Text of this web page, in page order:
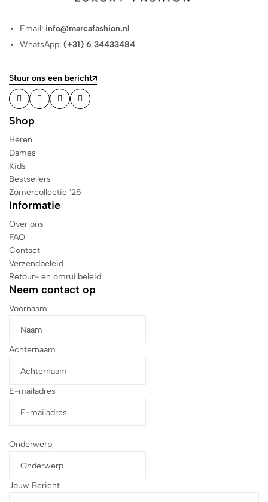
Email: info@marcafashion.nl
WhatsApp:(+31) 6 34433484
Stuur ons een bericht
Shop
Heren
Dames
Kids
Bestsellers
Zomercollectie '25
Informatie
Over ons
FAQ
Contact
Verzendbeleid
Retour- en omruilbeleid
Neem contact op
Voornaam
Achternaam
E-mailadres
Onderwerp
Jouw Bericht